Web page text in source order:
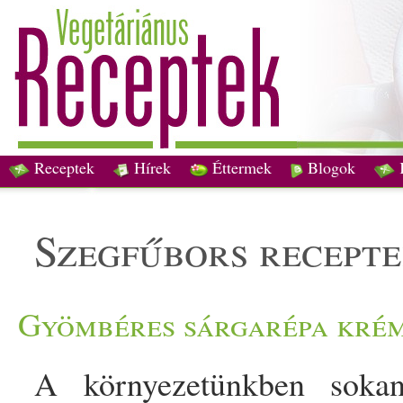
Receptek Hírek Éttermek Blogok
szegfűbors
Gyömbéres sárgarépa
A környezetünkben